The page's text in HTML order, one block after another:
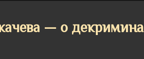
— о